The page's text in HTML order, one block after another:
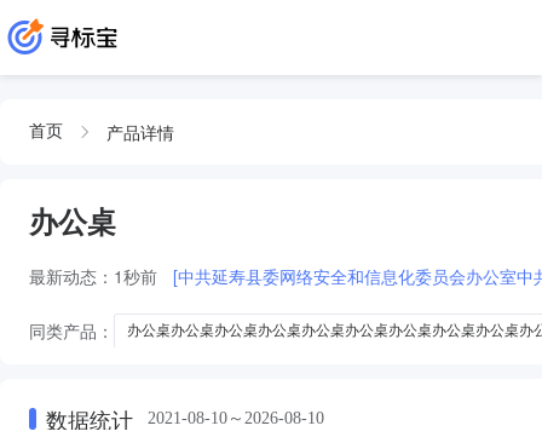
首页 产品详情
办公桌
最新动态： 1秒前 [中共延寿县委网络安全和信息化委员会办公室
同类产品： 办公桌办公桌办公桌办公桌办公桌办公桌办公桌办公桌办公桌
数据统计 2021-08-10～2026-08-10